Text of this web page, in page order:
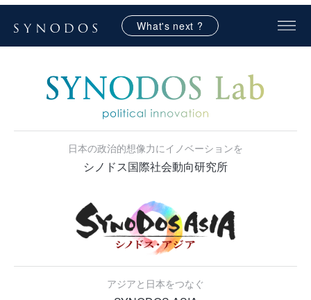
What's next ?
日本の政治的想像力にイノベーションを
シノドス国際社会動向研究所
アジアと日本をつなぐ